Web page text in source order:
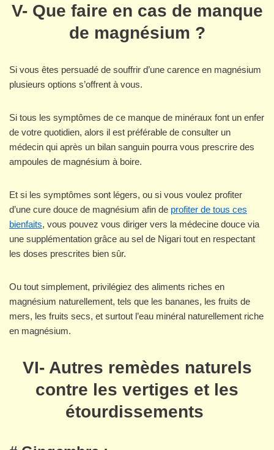
V- Que faire en cas de manque
de magnésium ?
Si vous êtes persuadé de souffrir d’une carence en magnésium
plusieurs options s’offrent à vous.
Si tous les symptômes de ce manque de minéraux font un enfer
de votre quotidien, alors il est préférable de consulter un
médecin qui après un bilan sanguin pourra vous prescrire des
ampoules de magnésium à boire.
Et si les symptômes sont légers, ou si vous voulez profiter
d’une cure douce de magnésium afin de profiter de tous ces
bienfaits, vous pouvez vous diriger vers la médecine douce via
une supplémentation grâce au sel de Nigari tout en respectant
les doses prescrites bien sûr.
Ou tout simplement, privilégiez des aliments riches en
magnésium naturellement, tels que les bananes, les fruits de
mers, les fruits secs, et surtout l’eau minéral naturellement riche
en magnésium.
VI- Autres remèdes naturels
contre les vertiges et les
étourdissements